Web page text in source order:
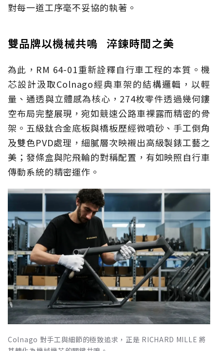
對每一道工序毫不妥協的執著。
雙品牌以機械共鳴 淬鍊時間之美
為此，RM 64-01重新詮釋自行車工程的本質。機
芯設計汲取Colnago經典車架的結構邏輯，以輕
量、通透與立體感為核心，274枚零件透過幾何鏤
空布局完整展現，宛如競速公路車裸露而精密的骨
架。五級鈦合金底板與橋板歷經微噴砂、手工倒角
及雙色PVD處理，細膩層次映襯出高級製錶工藝之
美；發條盒與陀飛輪的對稱配置，有如映照自行車
傳動系統的精密運作。
Colnago 對手工與細節的極致追求，正是 RICHARD MILLE 將